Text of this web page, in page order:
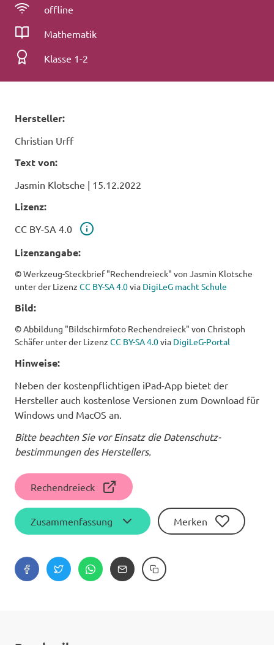
Konnektivität
offline
FachMathematik
Klassenstufe
Klasse 1-2
Hersteller:
Christian Urff
Text von:
Jasmin Klotsche | 15.12.2022
Lizenz:
CC BY-SA 4.0
Lizenzangabe:
© Werkzeug-Steckbrief "Rechendreieck" von Jasmin Klotsche
unter der Lizenz CC BY-SA 4.0via DigiLeG macht Schule
Bild:
© Abbildung "Bildschirmfoto Rechendreieck" von Christoph
Schäfer unter der Lizenz CC BY-SA 4.0via DigiLeG-Portal
Hinweise:
Neben der kostenpflichtigen iPad-App bietet der
Hersteller auch kostenlose Versionen zum Download für
Windows und MacOS an.
Bitte beachten Sie vor Einsatz die Daten­schutz­
bestimmungen des Herstellers.
Rechendreieck
Zusammenfassung Merken